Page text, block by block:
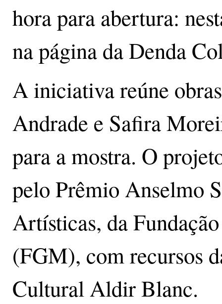
hora para abertura:
na página da Denda
A iniciativa reúne
Andrade e Safira
para a mostra. O
pelo Prêmio Anselmo
Artísticas, da
(FGM), com recursos
Cultural Aldir Blanc.